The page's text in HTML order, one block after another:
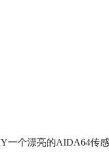
一个漂亮的AIDA64传